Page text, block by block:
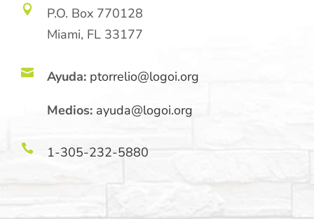

P.O. Box 770128
Miami, FL 33177
 Ayuda: ptorrelio@logoi.org
Medios: ayuda@logoi.org
 1-305-232-5880